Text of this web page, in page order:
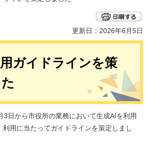
更新日：2026年6月5日
ガイドラインを策
3日から市役所の業務において生成AIを利用
利用に当たってガイドラインを策定しまし